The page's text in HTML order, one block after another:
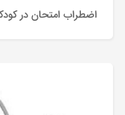
اضطراب امتحان در